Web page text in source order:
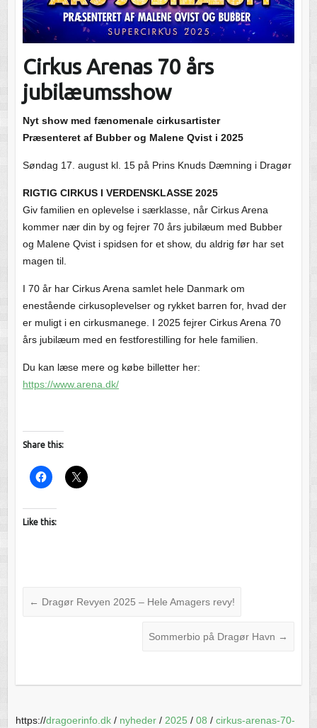
Cirkus Arenas 70 års
jubilæumsshow
Nyt show med fænomenale cirkusartister
Præsenteret af Bubber og Malene Qvist i 2025
Søndag 17. august kl. 15 på Prins Knuds Dæmning i Dragør
RIGTIG CIRKUS I VERDENSKLASSE 2025
Giv familien en oplevelse i særklasse, når Cirkus Arena
kommer nær din by og fejrer 70 års jubilæum med Bubber
og Malene Qvist i spidsen for et show, du aldrig før har set
magen til.
I 70 år har Cirkus Arena samlet hele Danmark om
enestående cirkusoplevelser og rykket barren for, hvad der
er muligt i en cirkusmanege. I 2025 fejrer Cirkus Arena 70
års jubilæum med en festforestilling for hele familien.
Du kan læse mere og købe billetter her:
https://www.arena.dk/
Share this:
Like this:
← Dragør Revyen 2025 – Hele Amagers revy!
Sommerbio på Dragør Havn →
https://dragoerinfo.dk/ nyheder/ 2025 / 08 / cirkus-arenas-70-